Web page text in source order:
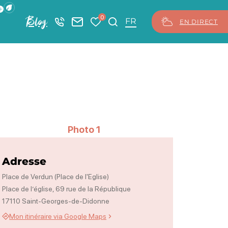
la barre de navigation du mode éco
Blog +33 5 46 08 21 00
Nous contacter
Mes favoris
0 Je recherche
FR EN DIRECT
Photo 1
Adresse
Place de Verdun (Place de l'Eglise)
Place de l’église, 69 rue de la République
17110 Saint-Georges-de-Didonne
Mon itinéraire via Google Maps